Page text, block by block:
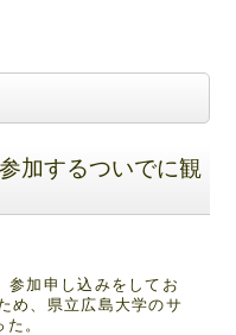
加するついでに観
参加申し込みをしてお
め、県立広島大学のサ
。